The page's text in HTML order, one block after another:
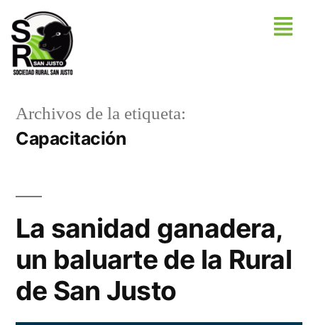
Archivos de la etiqueta:
Capacitación
La sanidad ganadera,
un baluarte de la Rural
de San Justo